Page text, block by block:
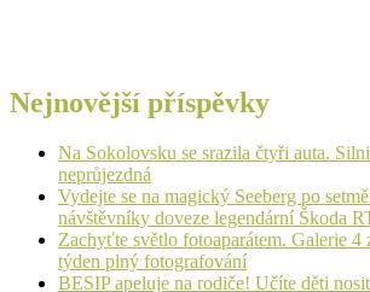
Nejnovější příspěvky
Na Sokolovsku se srazila čtyři auta.
neprůjezdná
Vydejte se na magický Seeberg po
návštěvníky doveze legendární Škoda
Zachyťte světlo fotoaparátem. Galerie 4
týden plný fotografování
BESIP apeluje na rodiče! Učíte děti